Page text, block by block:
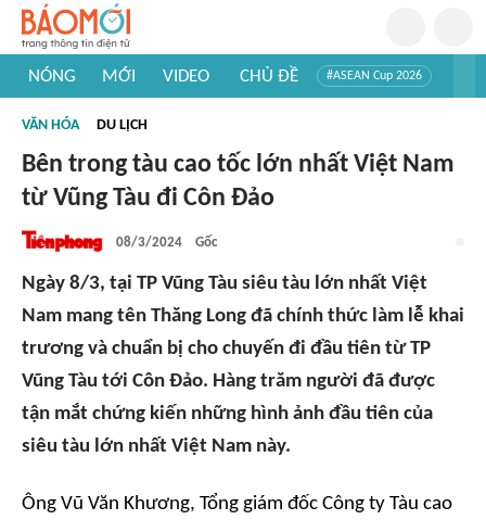
NÓNG MỚI VIDEO CHỦ ĐỀ #ASEAN Cup 2026
#Khám phá thế giới
VĂN HÓA DU LỊCH
Bên trong tàu cao tốc lớn nhất Việt Nam
từ Vũng Tàu đi Côn Đảo
08/3/2024 Gốc
Ngày 8/3, tại TP Vũng Tàu siêu tàu lớn nhất Việt
Nam mang tên Thăng Long đã chính thức làm lễ khai
trương và chuẩn bị cho chuyến đi đầu tiên từ TP
Vũng Tàu tới Côn Đảo. Hàng trăm người đã được
tận mắt chứng kiến những hình ảnh đầu tiên của
siêu tàu lớn nhất Việt Nam này.
Ông Vũ Văn Khương, Tổng giám đốc Công ty Tàu cao